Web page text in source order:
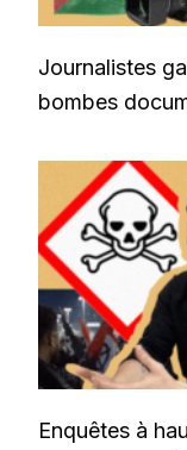
Journalistes
bombes
Enquêtes à